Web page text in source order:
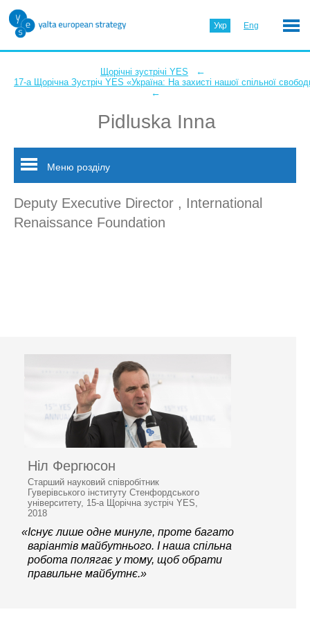
Укр Eng
Щорічні зустрічі YES ←
17-а Щорічна Зустріч YES «Україна: На захисті нашої спільної
←
Pidluska Inna
Меню розділу
Deputy Executive Director , International
Renaissance Foundation
Ніл Фергюсон
Старший науковий співробітник
Гуверівського інституту Стенфордського
університету, 15-а Щорічна зустріч YES,
2018
«Існує лише одне минуле, проте багато
варіантів майбутнього. І наша спільна
робота полягає у тому, щоб обрати
правильне майбутнє.»